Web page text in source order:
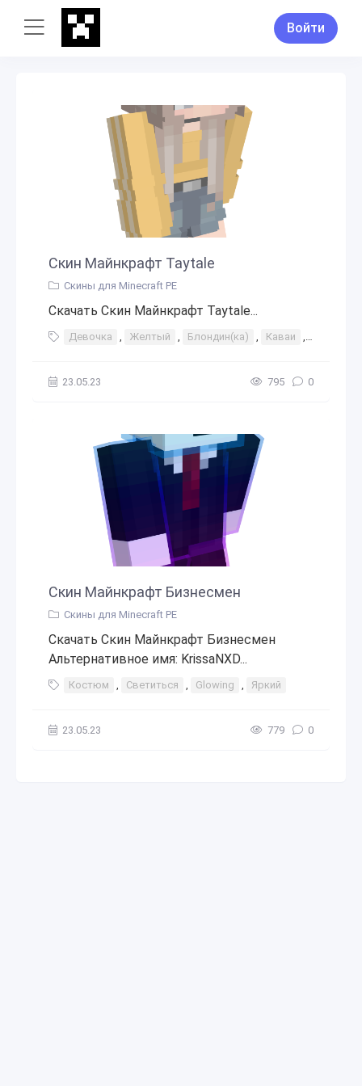
Войти
Скин Майнкрафт Taytale
Скины для Minecraft PE
Скачать Скин Майнкрафт Taytale...
Девочка , Желтый , Блондин(ка) , Каваи ,
23.05.23 795 0
Скин Майнкрафт Бизнесмен
Скины для Minecraft PE
Скачать Скин Майнкрафт Бизнесмен
Альтернативное имя: KrissaNXD...
Костюм , Светиться , Glowing , Яркий
23.05.23 779 0